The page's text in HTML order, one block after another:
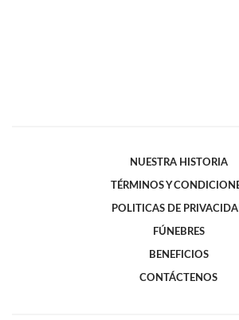
NUESTRA HISTORIA
TÉRMINOS Y
POLITICAS DE
FÚNEBRES
BENEFICIOS
CONTÁCTENOS